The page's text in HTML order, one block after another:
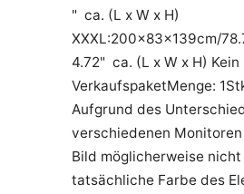
" ca. (L x W x H)
XXXL:200x83x139cm/
4.72" ca. (L x W x H) Kein
VerkaufspaketMenge:
Aufgrund des
verschiedenen
Bild möglicherweise nicht
tatsächliche Farbe des